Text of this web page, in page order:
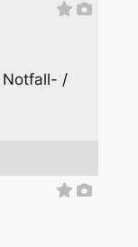
Notfall- /